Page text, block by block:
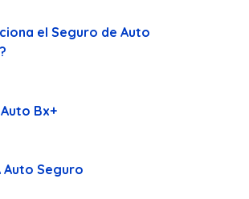
el Seguro de Auto
Bx+
Auto Seguro